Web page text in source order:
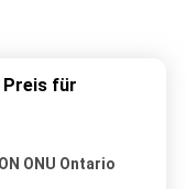
Preis für
ONU Ontario